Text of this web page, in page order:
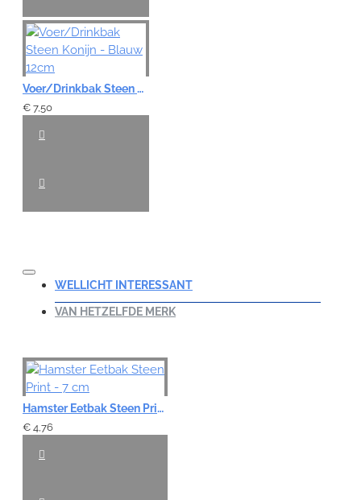
Voer/Drinkbak Steen Konijn - Blauw 12cm
€ 7,50
WELLICHT INTERESSANT
VAN HETZELFDE MERK
Hamster Eetbak Steen Print - 7 cm
€ 4,76